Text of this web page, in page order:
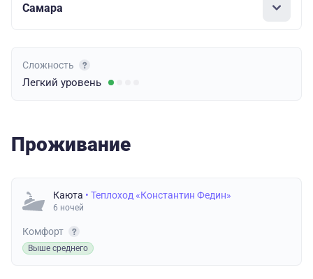
Самара
Сложность
Легкий уровень
Проживание
Каюта • Теплоход «Константин Федин»
6 ночей
Комфорт
Выше среднего